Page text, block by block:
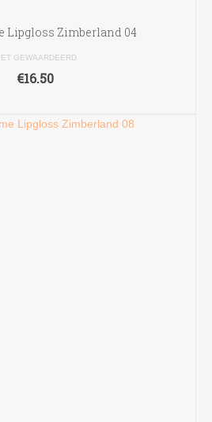
Lipgloss Zimberland 04
GEWAARDEERD
€16.50